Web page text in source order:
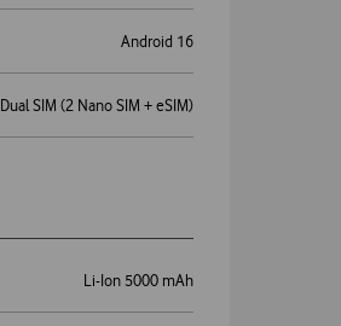
Android 16
Dual SIM (2 Nano SIM + eSIM)
Li-Ion 5000 mAh